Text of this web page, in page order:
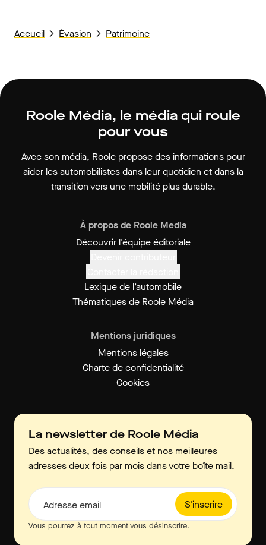
Accueil Évasion Patrimoine
Roole Média, le média qui roule
pour vous
Avec son média, Roole propose des informations pour
aider les automobilistes dans leur quotidien et dans la
transition vers une mobilité plus durable.
À propos de Roole Media
Découvrir l'équipe éditoriale
Lexique de l’automobile
Thématiques de Roole Média
Mentions juridiques
Mentions légales
Charte de confidentialité
Cookies
La newsletter de Roole Média
Des actualités, des conseils et nos meilleures
adresses deux fois par mois dans votre boîte mail.
S'inscrire
Adresse email
Vous pourrez à tout moment vous désinscrire.